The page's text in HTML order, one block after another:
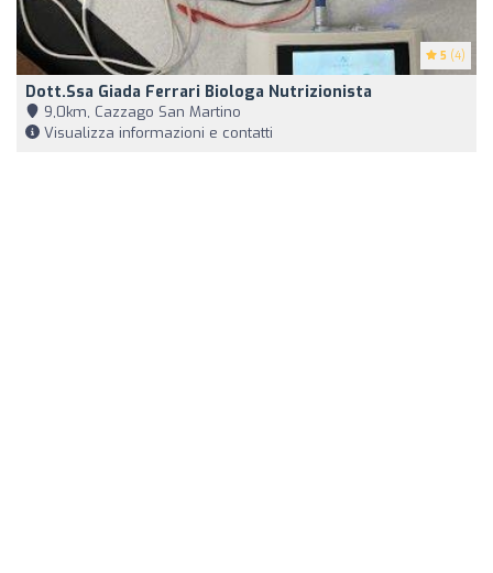
5 (4)
Dott.ssa Giada Ferrari Biologa Nutrizionista
9,0km, Cazzago San Martino
Visualizza informazioni e contatti